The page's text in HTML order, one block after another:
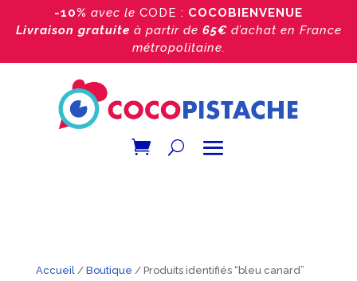
-10% avec le CODE : COCOBIENVENUE
Livraison gratuite à partir de 65€ d’achat en France
métropolitaine.
Accueil/ Boutique / Produits identifiés “bleu canard”